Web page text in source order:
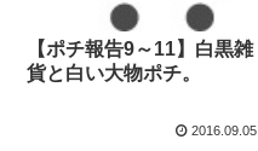
【ポチ報告9～11】白黒雑
貨と白い大物ポチ。
2016.09.05